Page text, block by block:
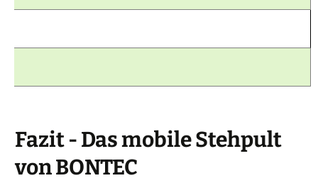
Fazit - Das mobile Stehpult
von BONTEC